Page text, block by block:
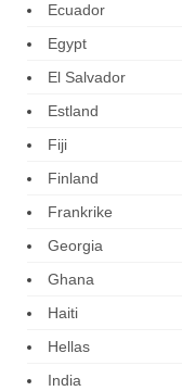
Ecuador
Egypt
El Salvador
Estland
Fiji
Finland
Frankrike
Georgia
Ghana
Haiti
Hellas
India